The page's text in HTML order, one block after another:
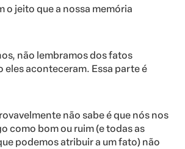
o jeito que a nossa memória
não lembramos dos fatos
eles aconteceram. Essa parte é
não sabe é que nós nos
como bom ou ruim (e todas as
podemos atribuir a um fato) não